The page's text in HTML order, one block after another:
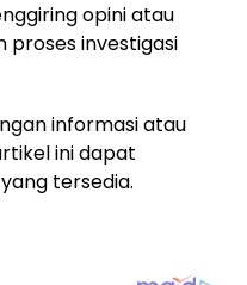
opini atau
proses investigasi
informasi atau
ini dapat
tersedia.